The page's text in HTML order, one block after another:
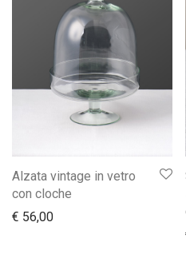
Alzata vintage in vetro
con cloche
€ 56,00